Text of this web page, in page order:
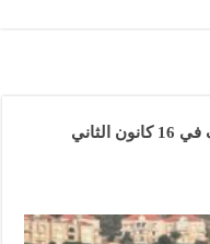
المحاكمات في «مجزرة خلدة» تستأنف في 16 كانون الثاني